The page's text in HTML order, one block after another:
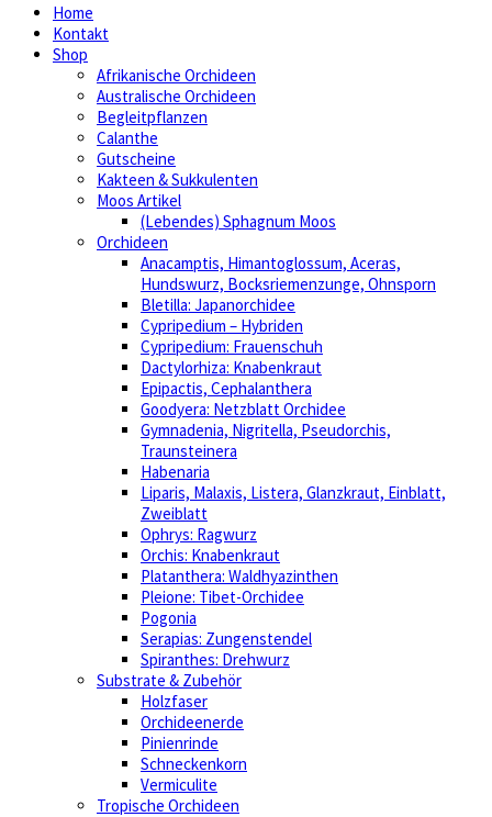
Home
Kontakt
Shop
Afrikanische Orchideen
Australische Orchideen
Begleitpflanzen
Calanthe
Gutscheine
Kakteen & Sukkulenten
Moos Artikel
(Lebendes) Sphagnum Moos
Orchideen
Anacamptis, Himantoglossum, Aceras,
Hundswurz, Bocksriemenzunge, Ohnsporn
Bletilla: Japanorchidee
Cypripedium – Hybriden
Cypripedium: Frauenschuh
Dactylorhiza: Knabenkraut
Epipactis, Cephalanthera
Goodyera: Netzblatt Orchidee
Gymnadenia, Nigritella, Pseudorchis,
Traunsteinera
Habenaria
Liparis, Malaxis, Listera, Glanzkraut, Einblatt,
Zweiblatt
Ophrys: Ragwurz
Orchis: Knabenkraut
Platanthera: Waldhyazinthen
Pleione: Tibet-Orchidee
Pogonia
Serapias: Zungenstendel
Spiranthes: Drehwurz
Substrate & Zubehör
Holzfaser
Orchideenerde
Pinienrinde
Schneckenkorn
Vermiculite
Tropische Orchideen